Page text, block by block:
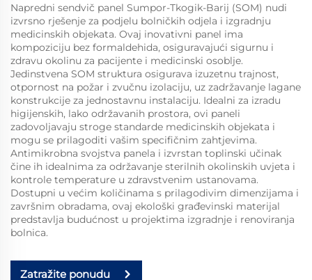
Napredni sendvič panel Sumpor-Tkogik-Barij (SOM) nudi
izvrsno rješenje za podjelu bolničkih odjela i izgradnju
medicinskih objekata. Ovaj inovativni panel ima
kompoziciju bez formaldehida, osiguravajući sigurnu i
zdravu okolinu za pacijente i medicinski osoblje.
Jedinstvena SOM struktura osigurava izuzetnu trajnost,
otpornost na požar i zvučnu izolaciju, uz zadržavanje lagane
konstrukcije za jednostavnu instalaciju. Idealni za izradu
higijenskih, lako održavanih prostora, ovi paneli
zadovoljavaju stroge standarde medicinskih objekata i
mogu se prilagoditi vašim specifičnim zahtjevima.
Antimikrobna svojstva panela i izvrstan toplinski učinak
čine ih idealnima za održavanje sterilnih okolinskih uvjeta i
kontrole temperature u zdravstvenim ustanovama.
Dostupni u većim količinama s prilagodivim dimenzijama i
završnim obradama, ovaj ekološki građevinski materijal
predstavlja budućnost u projektima izgradnje i renoviranja
bolnica.
Zatražite ponudu